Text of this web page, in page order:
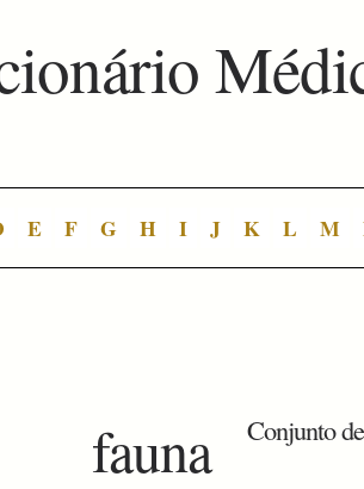
E F G H I J K L M
fauna Conjunto